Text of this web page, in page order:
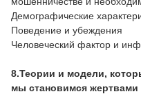
Демографические
Поведение и убеждения
Человеческий фактор и
8.Теории и модели,
мы становимся